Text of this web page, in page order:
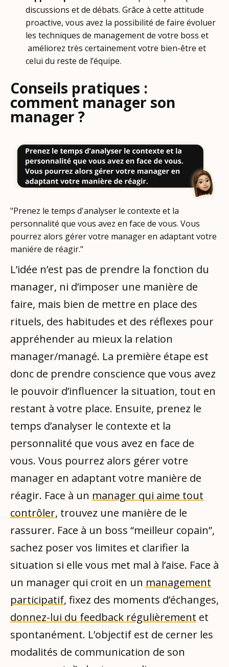
discussions et de débats. Grâce à cette attitude
proactive, vous avez la possibilité de faire évoluer
les techniques de management de votre boss et
améliorez très certainement votre bien-être et
celui du reste de l’équipe.
Conseils pratiques :
comment manager son
manager ?
"Prenez le temps d'analyser le contexte et la
personnalité que vous avez en face de vous. Vous
pourrez alors gérer votre manager en adaptant votre
maniére de réagir."
L’idée n’est pas de prendre la fonction du
manager, ni d’imposer une manière de
faire, mais bien de mettre en place des
rituels, des habitudes et des réflexes pour
appréhender au mieux la relation
manager/managé. La première étape est
donc de prendre conscience que vous avez
le pouvoir d’influencer la situation, tout en
restant à votre place. Ensuite, prenez le
temps d’analyser le contexte et la
personnalité que vous avez en face de
vous. Vous pourrez alors gérer votre
manager en adaptant votre manière de
réagir. Face à un manager qui aime tout
contrôler, trouvez une manière de le
rassurer. Face à un boss “meilleur copain”,
sachez poser vos limites et clarifier la
situation si elle vous met mal à l’aise. Face à
un manager qui croit en un management
participatif, fixez des moments d’échanges,
donnez-lui du feedback régulièrement et
spontanément. L’objectif est de cerner les
modalités de communication de son